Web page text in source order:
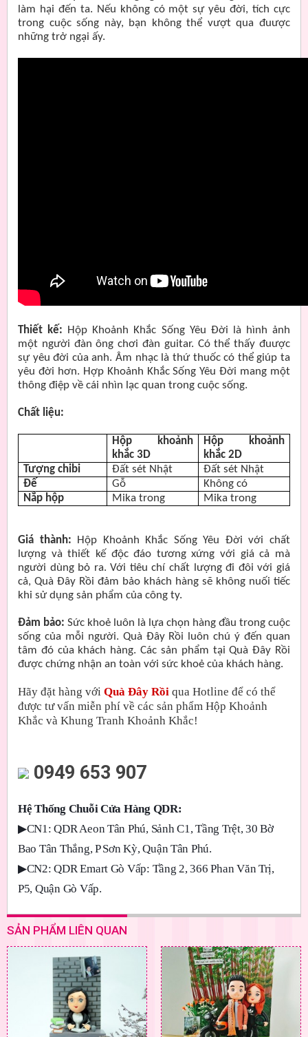
làm hại đến ta. Nếu không có một sự yêu đời, tích cực
trong cuộc sống này, bạn không thể vượt qua đuược
những trở ngại ấy.
Thiết kế: Hộp Khoảnh Khắc Sống Yêu Đời là hình ảnh
một người đàn ông chơi đàn guitar. Có thể thấy đuược
sự yêu đời của anh. Âm nhạc là thứ thuốc có thể giúp ta
yêu đời hơn. Hợp Khoảnh Khắc Sống Yêu Đời mang một
thông điệp về cái nhìn lạc quan trong cuộc sống.
Chất liệu:
Hộp khoảnh
khắc 3D
Hộp khoảnh
khắc 2D
Tượng chibi
Đất sét Nhật
Đất sét Nhật
Đế
Gỗ
Không có
Nắp hộp
Mika trong Mika trong
Giá thành: Hộp Khoảnh Khắc Sống Yêu Đời với chất
lượng và thiết kế độc đáo tương xứng với giá cả mà
người dùng bỏ ra. Với tiêu chí chất lượng đi đôi với giá
cả, Quà Đây Rồi đảm bảo khách hàng sẽ không nuối tiếc
khi sử dụng sản phẩm của công ty.
Đảm bảo: Sức khoẻ luôn là lựa chọn hàng đầu trong cuộc
sống của mỗi người. Quà Đây Rồi luôn chú ý đến quan
tâm đó của khách hàng. Các sản phẩm tại Quà Đây Rồi
được chứng nhận an toàn với sức khoẻ của khách hàng.
Hãy đặt hàng với Quà Đây Rồi qua Hotline để có thể
được tư vấn miễn phí về các sản phẩm Hộp Khoảnh
Khắc và Khung Tranh Khoảnh Khắc!
0949 653 907
Hệ Thống Chuỗi Cửa Hàng QDR:
▶CN1: QDR Aeon Tân Phú, Sảnh C1, Tầng Trệt, 30 Bờ
Bao Tân Thắng, P Sơn Kỳ, Quận Tân Phú.
▶CN2: QDR Emart Gò Vấp: Tầng 2, 366 Phan Văn Trị,
P5, Quận Gò Vấp.
SẢN PHẨM LIÊN QUAN